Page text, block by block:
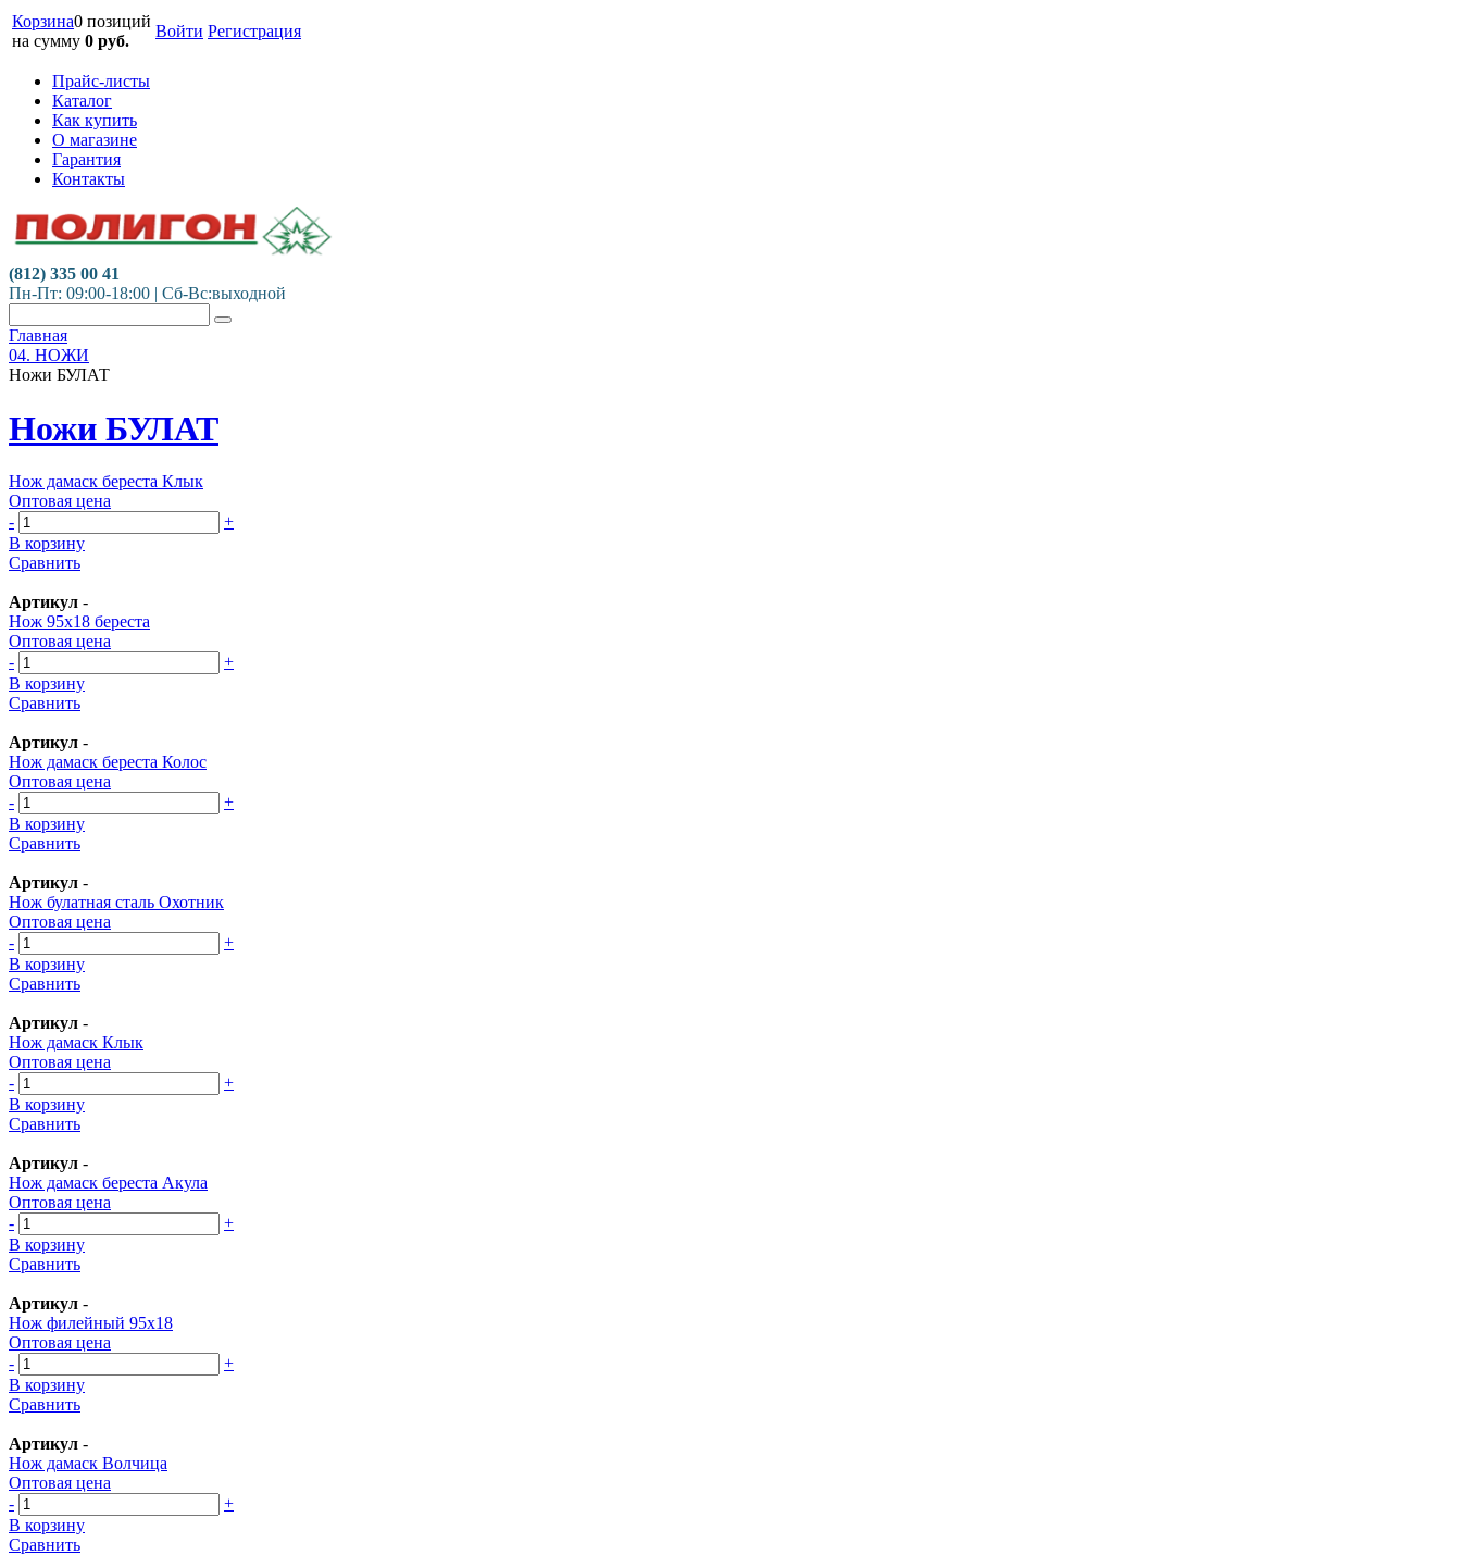
Корзина0 позиций
на сумму 0 руб.
Войти Регистрация
Прайс-листы
Каталог
Как купить
О магазине
Гарантия
Контакты
(812) 335 00 41
Пн-Пт: 09:00-18:00 | Сб-Вс:выходной
Главная
04. НОЖИ
Ножи БУЛАТ
Ножи БУЛАТ
Нож дамаск береста Клык
Оптовая цена
-
+
В корзину
Сравнить
Артикул -
Нож 95х18 береста
Оптовая цена
-
+
В корзину
Сравнить
Артикул -
Нож дамаск береста Колос
Оптовая цена
-
+
В корзину
Сравнить
Артикул -
Нож булатная сталь Охотник
Оптовая цена
-
+
В корзину
Сравнить
Артикул -
Нож дамаск Клык
Оптовая цена
-
+
В корзину
Сравнить
Артикул -
Нож дамаск береста Акула
Оптовая цена
-
+
В корзину
Сравнить
Артикул -
Нож филейный 95х18
Оптовая цена
-
+
В корзину
Сравнить
Артикул -
Нож дамаск Волчица
Оптовая цена
-
+
В корзину
Сравнить